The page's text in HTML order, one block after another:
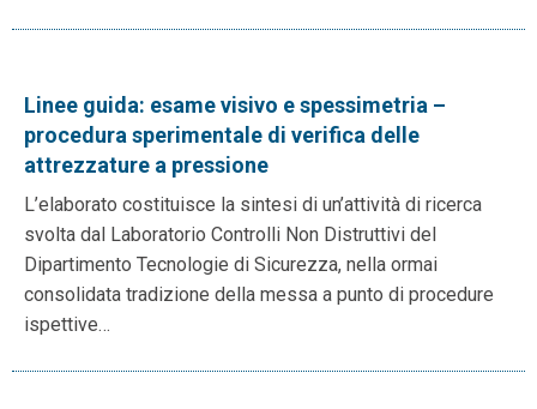
Linee guida: esame visivo e spessimetria –
procedura sperimentale di verifica delle
attrezzature a pressione
L’elaborato costituisce la sintesi di un’attività di ricerca
svolta dal Laboratorio Controlli Non Distruttivi del
Dipartimento Tecnologie di Sicurezza, nella ormai
consolidata tradizione della messa a punto di procedure
ispettive…